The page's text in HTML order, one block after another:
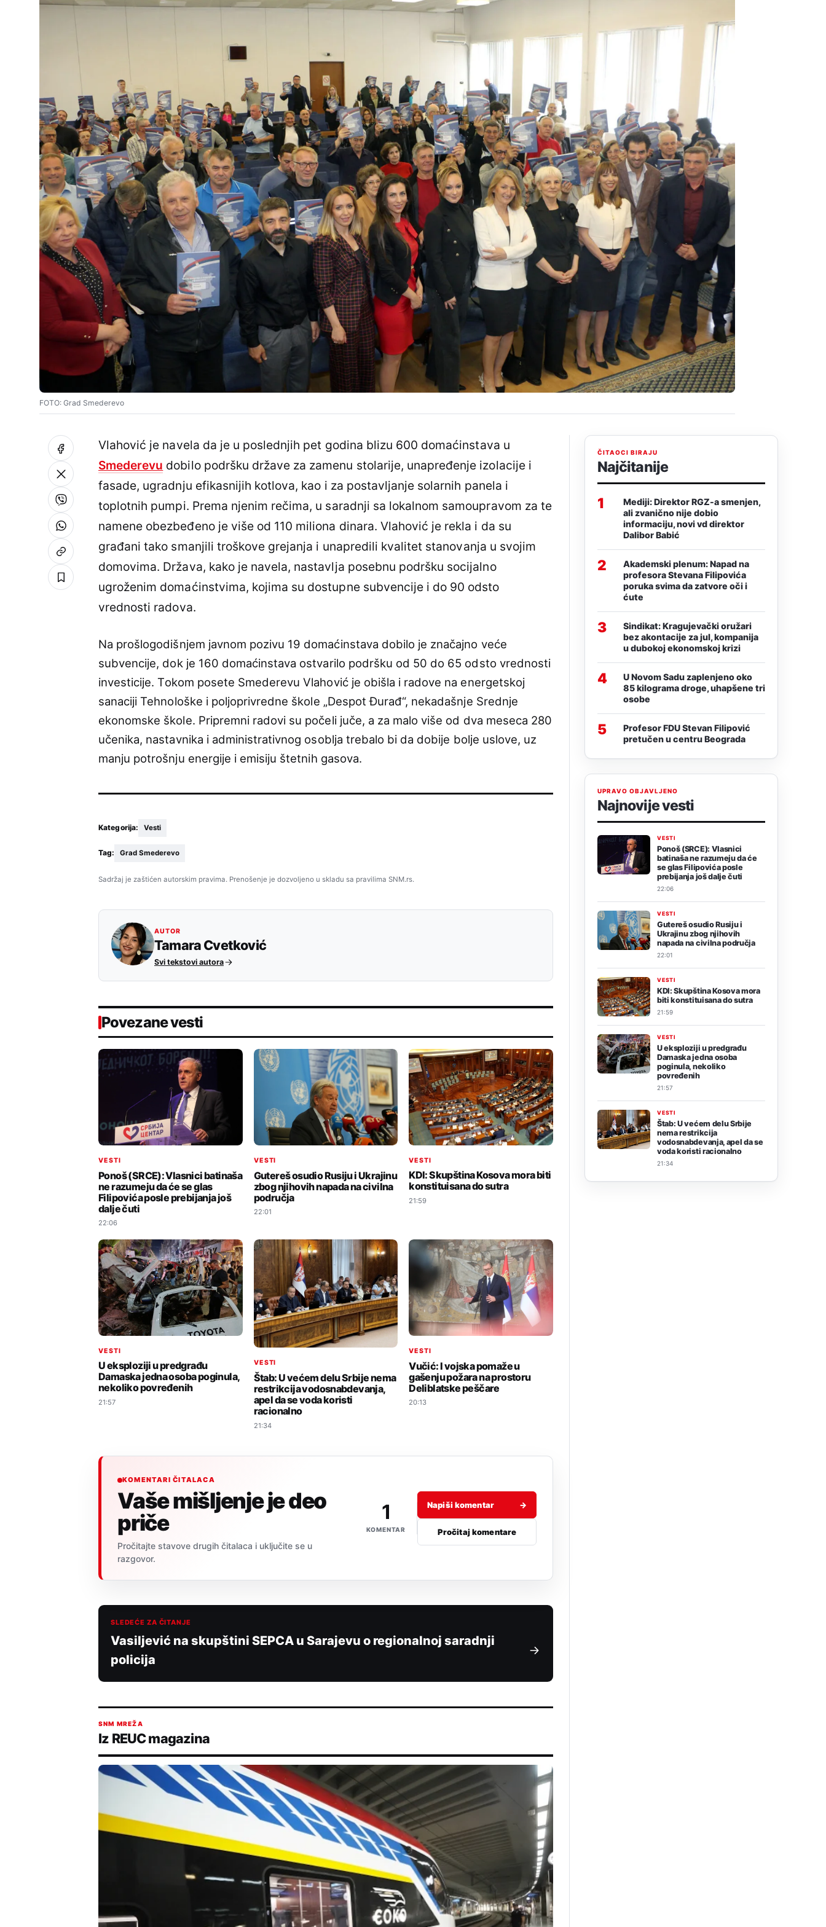
FOTO: Grad Smederevo
Vlahović je navela da je u poslednjih pet godina blizu 600 domaćinstava u
Smederevu dobilo podršku države za zamenu stolarije, unapređenje izolacije i
fasade, ugradnju efikasnijih kotlova, kao i za postavljanje solarnih panela i
toplotnih pumpi. Prema njenim rečima, u saradnji sa lokalnom samoupravom za te
namene obezbeđeno je više od 110 miliona dinara. Vlahović je rekla i da su
građani tako smanjili troškove grejanja i unapredili kvalitet stanovanja u svojim
domovima. Država, kako je navela, nastavlja posebnu podršku socijalno
ugroženim domaćinstvima, kojima su dostupne subvencije i do 90 odsto
vrednosti radova.
Na prošlogodišnjem javnom pozivu 19 domaćinstava dobilo je značajno veće
subvencije, dok je 160 domaćinstava ostvarilo podršku od 50 do 65 odsto vrednosti
investicije. Tokom posete Smederevu Vlahović je obišla i radove na energetskoj
sanaciji Tehnološke i poljoprivredne škole „Despot Đurađ“, nekadašnje Srednje
ekonomske škole. Pripremni radovi su počeli juče, a za malo više od dva meseca 280
učenika, nastavnika i administrativnog osoblja trebalo bi da dobije bolje uslove, uz
manju potrošnju energije i emisiju štetnih gasova.
Kategorija: Vesti
Tag: Grad Smederevo
Sadržaj je zaštićen autorskim pravima. Prenošenje je dozvoljeno u skladu sa pravilima SNM.rs.
AUTOR
Tamara Cvetković
Svi tekstovi autora
Povezane vesti
VESTI
Ponoš (SRCE): Vlasnici batinaša
ne razumeju da će se glas
Filipovića posle prebijanja još
dalje čuti
22:06
VESTI
Gutereš osudio Rusiju i Ukrajinu
zbog njihovih napada na civilna
područja
22:01
VESTI
KDI: Skupština Kosova mora biti
konstituisana do sutra
21:59
VESTI
U eksploziji u predgrađu
Damaska jedna osoba poginula,
nekoliko povređenih
21:57
VESTI
Štab: U većem delu Srbije nema
restrikcija vodosnabdevanja,
apel da se voda koristi
racionalno
21:34
VESTI
Vučić: I vojska pomaže u
gašenju požara na prostoru
Deliblatske peščare
20:13
KOMENTARI ČITALACA
Vaše mišljenje je deo
priče
Pročitajte stavove drugih čitalaca i uključite se u
razgovor.
1
KOMENTAR
Napiši komentar →
Pročitaj komentare
SLEDEĆE ZA ČITANJE
Vasiljević na skupštini SEPCA u Sarajevu o regionalnoj saradnji
policija
SNM MREŽA
Iz REUC magazina
ČITAOCI BIRAJU
Najčitanije
1
Mediji: Direktor RGZ-a smenjen,
ali zvanično nije dobio
informaciju, novi vd direktor
Dalibor Babić
2
Akademski plenum: Napad na
profesora Stevana Filipovića
poruka svima da zatvore oči i
ćute
3
Sindikat: Kragujevački oružari
bez akontacije za jul, kompanija
u dubokoj ekonomskoj krizi
4
U Novom Sadu zaplenjeno oko
85 kilograma droge, uhapšene tri
osobe
5
Profesor FDU Stevan Filipović
pretučen u centru Beograda
UPRAVO OBJAVLJENO
Najnovije vesti
VESTI
Ponoš (SRCE): Vlasnici
batinaša ne razumeju da će
se glas Filipovića posle
prebijanja još dalje čuti
22:06
VESTI
Gutereš osudio Rusiju i
Ukrajinu zbog njihovih
napada na civilna područja
22:01
VESTI
KDI: Skupština Kosova mora
biti konstituisana do sutra
21:59
VESTI
U eksploziji u predgrađu
Damaska jedna osoba
poginula, nekoliko
povređenih
21:57
VESTI
Štab: U većem delu Srbije
nema restrikcija
vodosnabdevanja, apel da se
voda koristi racionalno
21:34